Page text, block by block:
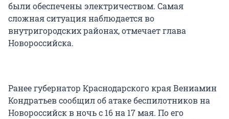
были обеспечены электричеством. Самая
сложная ситуация наблюдается во
внутригородских районах, отмечает глава
Новороссийска.
Ранее губернатор Краснодарского края Вениамин
Кондратьев сообщил об атаке беспилотников на
Новороссийск в ночь с 16 на 17 мая. По его